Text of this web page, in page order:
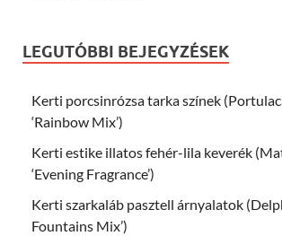
LEGUTÓBBI BEJEGYZÉSEK
Kerti porcsinrózsa tarka színek
‘Rainbow Mix’)
Kerti estike illatos fehér-lila keverék
‘Evening Fragrance’)
Kerti szarkaláb pasztell árnyalatok
Fountains Mix’)